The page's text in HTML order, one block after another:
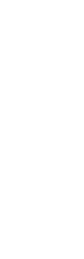
au SPIP de